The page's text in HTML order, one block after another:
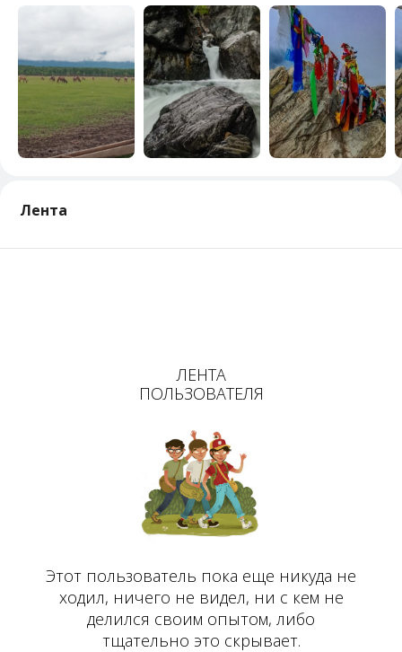
Лента
ЛЕНТА
ПОЛЬЗОВАТЕЛЯ
Этот пользователь пока еще никуда не
ходил, ничего не видел, ни с кем не
делился своим опытом, либо
тщательно это скрывает.